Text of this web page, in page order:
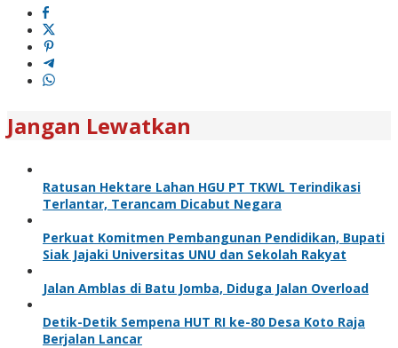
Jangan Lewatkan
Ratusan Hektare Lahan HGU PT TKWL Terindikasi
Terlantar, Terancam Dicabut Negara
Perkuat Komitmen Pembangunan Pendidikan, Bupati
Siak Jajaki Universitas UNU dan Sekolah Rakyat
Jalan Amblas di Batu Jomba, Diduga Jalan Overload
Detik-Detik Sempena HUT RI ke-80 Desa Koto Raja
Berjalan Lancar